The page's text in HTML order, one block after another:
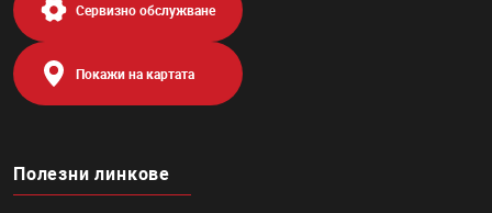
Полезни линкове
Сервизно обслужване
Покажи на картата